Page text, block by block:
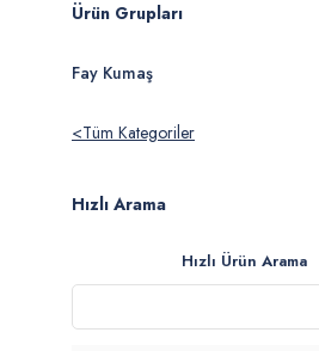
Ürün Grupları
Fay Kumaş
Tüm Kategoriler
Hızlı Arama
Hızlı Ürün Arama